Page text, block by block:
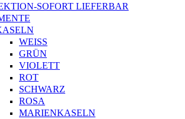
SOFORT LIEFERBAR
WEISS
GRÜN
VIOLETT
ROT
SCHWARZ
ROSA
MARIENKASELN